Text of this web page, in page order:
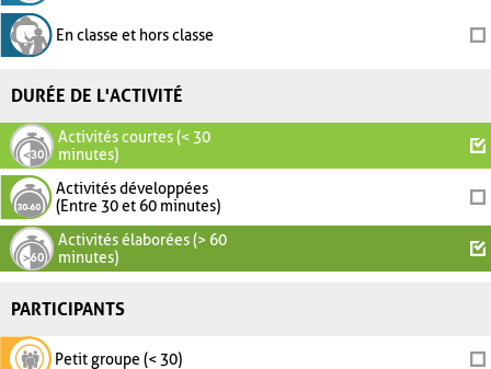
En classe et hors classe
DURÉE DE L'ACTIVITÉ
Activités courtes (< 30
minutes)
Activités développées
(Entre 30 et 60 minutes)
Activités élaborées (> 60
minutes)
PARTICIPANTS
Petit groupe (< 30)